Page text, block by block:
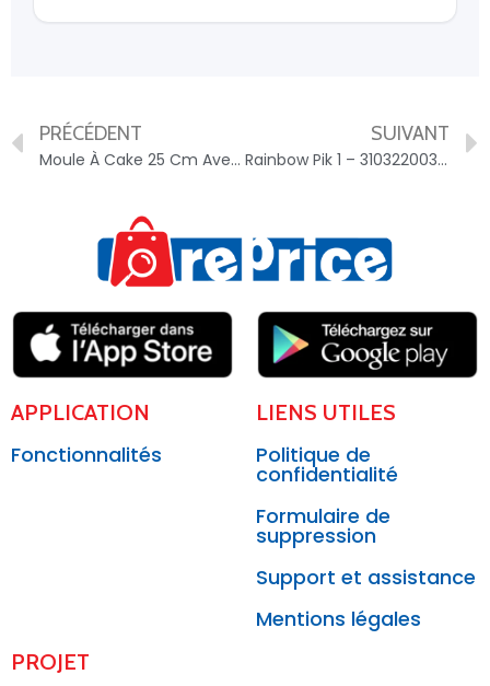
PRÉCÉDENT
Moule À Cake 25 Cm Avec Emporte-pièce Zenker Haribo – 4044935089156
SUIVANT
Rainbow Pik 1 – 3103220035917
APPLICATION
Fonctionnalités
LIENS UTILES
Politique de
confidentialité
Formulaire de
suppression
Support et assistance
Mentions légales
PROJET